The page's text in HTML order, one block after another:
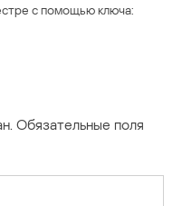
с помощью ключа:
Обязательные поля